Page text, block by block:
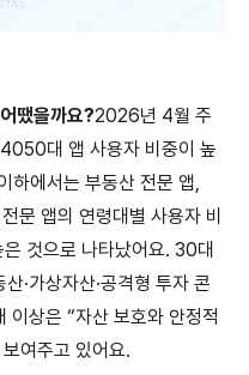
땠을까요?​2026년 4월 주
대 앱 사용자 비중이 높
에서는 부동산 전문 앱,
문 앱의 연령대별 사용자 비
것으로 나타났어요. 30대
·가상자산·공격형 투자 콘
상은 “자산 보호와 안정적
여주고 있어요.